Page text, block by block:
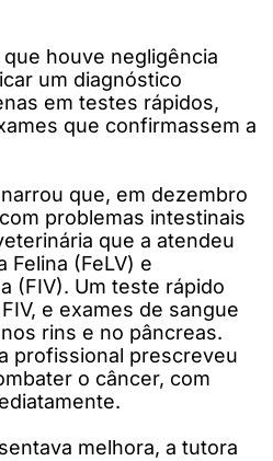
houve negligência
um diagnóstico
em testes rápidos,
que confirmassem a
que, em dezembro
problemas intestinais
que a atendeu
Felina (FeLV) e
(FIV). Um teste rápido
e exames de sangue
rins e no pâncreas.
profissional prescreveu
o câncer, com
melhora, a tutora